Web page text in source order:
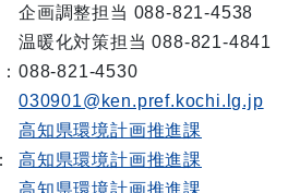
企画調整担当 088-821-4538
温暖化対策担当 088-821-4841
088-821-4530
030901@ken.pref.kochi.lg.jp
高知県環境計画推進課
高知県環境計画推進課